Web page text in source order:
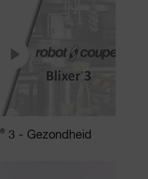
®3 - Gezondheid